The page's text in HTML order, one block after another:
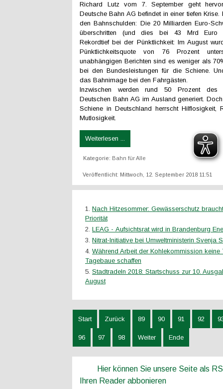
Richard Lutz vom 7. September geht
Deutsche Bahn AG befindet in einer tiefen
den Bahnschulden: Die 20 Milliarden Euro-
überschritten (und dies bei 43 Mrd Euro
Rekordtief bei der Pünktlichkeit: Im August
Pünktlichkeitsquote von 76 Prozent
unabhängigen Berichten sind es weniger als
bei den Bundesleistungen für die Schiene.
das Bahnimage bei den Fahrgästen.
Inzwischen werden rund 50 Prozent des
Deutschen Bahn AG im Ausland generiert.
Schiene in Deutschland herrscht Hilflosigkeit,
Mutlosigkeit.
Weiterlesen ...
Kategorie: Bahn für Alle
Veröffentlicht: Mittwoch, 12. September 2018 11:51
Nach Hitzesommer: Gewässerschutz
Priorität
LEAG - Aufsichtsrat wird in Brandenburg
Nitrat-Initiative bei Umweltministerin Svenja
Während Arbeit der Kohlekommission keine
Tagebaue schaffen
Stadtradeln 2018: Startschuss zur 10.
August
Start Zurück 89 90 91 92
96 97 98 Weiter Ende
Hier können Sie unsere Seite als
Ihren Reader abbonieren